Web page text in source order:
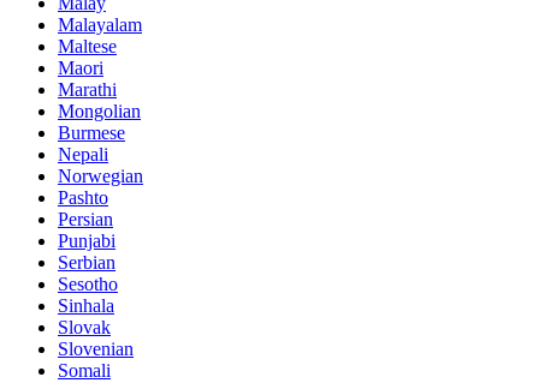
Malayalam
Maltese
Maori
Marathi
Mongolian
Burmese
Nepali
Norwegian
Pashto
Persian
Punjabi
Serbian
Sesotho
Sinhala
Slovak
Slovenian
Somali